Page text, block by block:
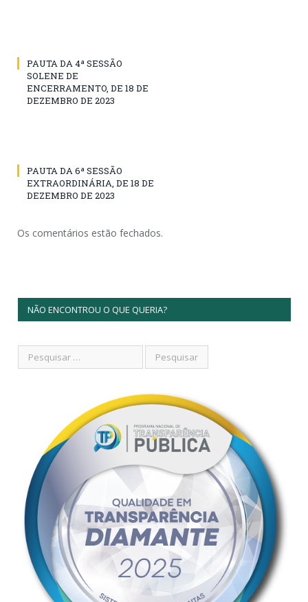
PAUTA DA 4ª SESSÃO
SOLENE DE
ENCERRAMENTO, DE 18 DE
DEZEMBRO DE 2023
PAUTA DA 6ª SESSÃO
EXTRAORDINÁRIA, DE 18 DE
DEZEMBRO DE 2023
Os comentários estão fechados.
NÃO ENCONTROU O QUE QUERIA?